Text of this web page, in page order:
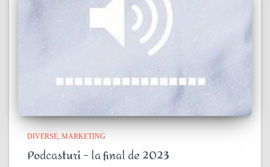
DIVERSE MARKETING
Podcasturi – la final de 2023